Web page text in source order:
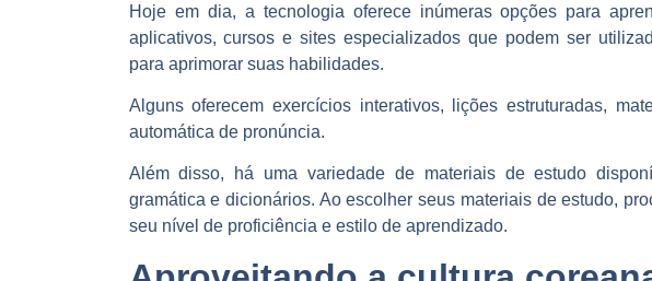
Hoje em dia, a tecnologia oferece inúmeras opções para
aplicativos, cursos e sites especializados que podem ser
para aprimorar suas habilidades.
Alguns oferecem exercícios interativos, lições estruturadas,
automática de pronúncia.
Além disso, há uma variedade de materiais de estudo
gramática e dicionários. Ao escolher seus materiais de estudo,
seu nível de proficiência e estilo de aprendizado.